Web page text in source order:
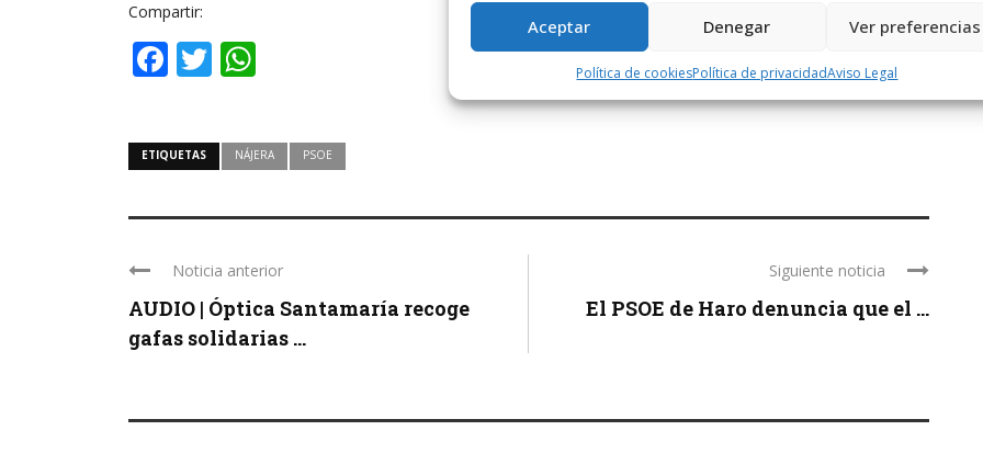
Aceptar Denegar Ver preferencias
Política de cookiesPolítica de privacidadAviso Legal
Compartir:
Facebook
Twitter
ETIQUETAS NÁJERA PSOE
Noticia anterior
AUDIO | Óptica Santamaría recoge
gafas solidarias ...
Siguiente noticia
El PSOE de Haro denuncia que el ...